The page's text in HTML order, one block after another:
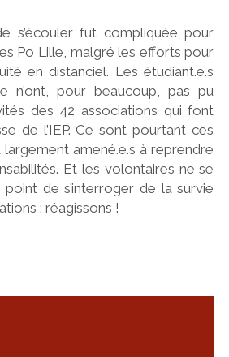
s’écouler fut compliquée pour
Po Lille, malgré les efforts pour
en distanciel. Les étudiant.e.s
n’ont, pour beaucoup, pas pu
des 42 associations qui font
de l’IEP. Ce sont pourtant ces
largement amené.e.s à reprendre
Et les volontaires ne se
point de s’interroger de la survie
: réagissons !